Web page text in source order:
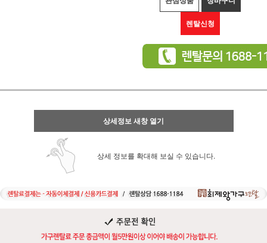
렌탈신청
상세정보 새창 열기
상세 정보를 확대해 보실 수 있습니다.